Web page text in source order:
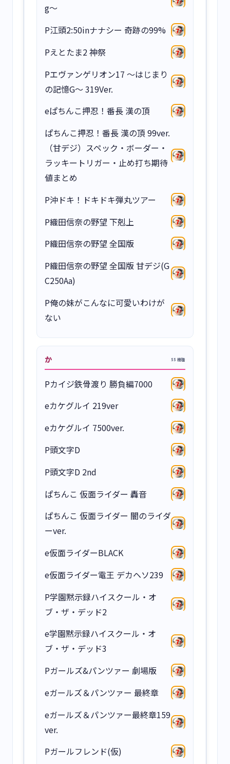
g～
P江頭2:50inナナシー 奇跡の99%
Pえとたま2 神祭
Pエヴァンゲリオン17 ～はじまり
の記憶G～ 319Ver.
eぱちんこ押忍！番長 漢の頂
ぱちんこ押忍！番長 漢の頂 99ver.
（甘デジ）スペック・ボーダー・
ラッキートリガー・止め打ち期待
値まとめ
P沖ドキ！ドキドキ弾丸ツアー
P織田信奈の野望 下剋上
P織田信奈の野望 全国版
P織田信奈の野望 全国版 甘デジ(G
C250Aa)
P俺の妹がこんなに可愛いわけが
ない
か 55 機種
Pカイジ鉄骨渡り 勝負編7000
eカケグルイ 219ver
eカケグルイ 7500ver.
P頭文字D
P頭文字D 2nd
ぱちんこ 仮面ライダー 轟音
ぱちんこ 仮面ライダー 闇のライダ
ーver.
e仮面ライダーBLACK
e仮面ライダー電王 デカヘソ239
P学園黙示録ハイスクール・オ
ブ・ザ・デッド2
e学園黙示録ハイスクール・オ
ブ・ザ・デッド3
Pガールズ&パンツァー 劇場版
eガールズ＆パンツァー 最終章
eガールズ＆パンツァー最終章159
ver.
Pガールフレンド(仮)